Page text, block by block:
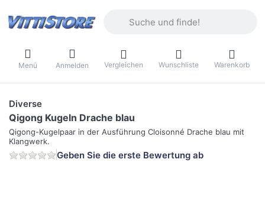
Menü Anmelden Vergleichen Wunschliste Warenkorb
Diverse
Qigong Kugeln Drache blau
Qigong-Kugelpaar in der Ausführung Cloisonné Drache blau mit
Klangwerk.
Geben Sie die erste Bewertung ab